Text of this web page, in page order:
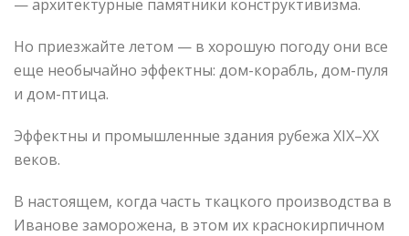
— архитектурные памятники конструктивизма.
Но приезжайте летом — в хорошую погоду они все
еще необычайно эффектны: дом-корабль, дом-пуля
и дом-птица.
Эффектны и промышленные здания рубежа XIX–XX
веков.
В настоящем, когда часть ткацкого производства в
Иванове заморожена, в этом их краснокирпичном